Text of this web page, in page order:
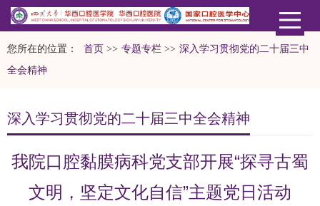
您所在的位置： 首页 >> 专题专栏 >> 深入学习贯彻党的二十届三中
全会精神
深入学习贯彻党的二十届三中全会精神
我院口腔黏膜病科党支部开展“探寻古蜀
文明，坚定文化自信”主题党日活动